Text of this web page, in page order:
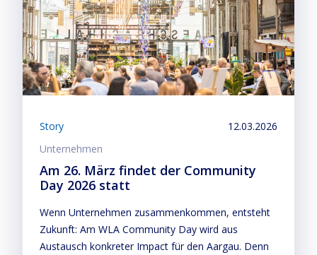
Story
12.03.2026
Unternehmen
Am 26. März findet der Community
Day 2026 statt
Wenn Unternehmen zusammenkommen, entsteht
Zukunft: Am WLA Community Day wird aus
Austausch konkreter Impact für den Aargau. Denn